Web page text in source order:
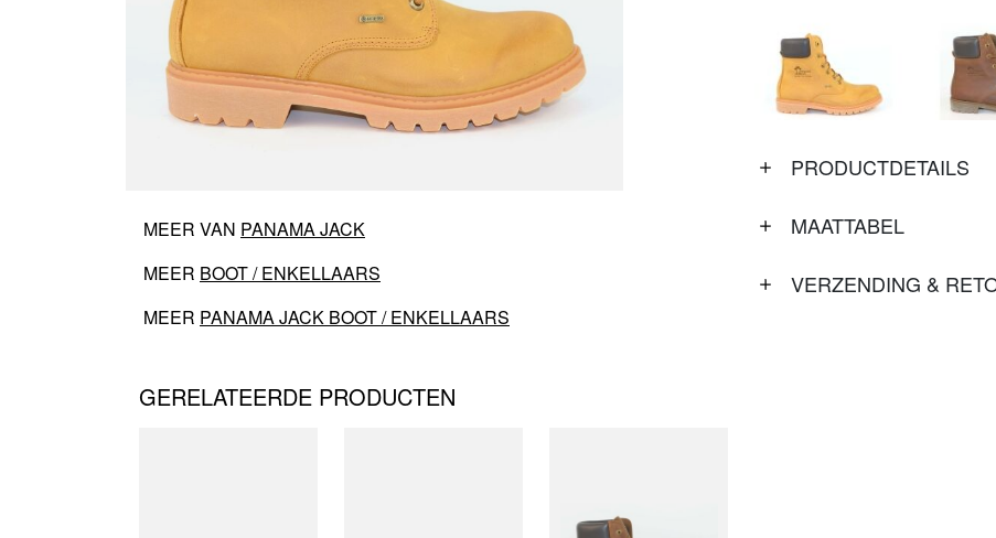
MEER VAN PANAMA JACK
MEER BOOT / ENKELLAARS
MEER PANAMA JACK BOOT / ENKELLAARS
PRODUCTDETAILS
MAATTABEL
VERZENDING &
GERELATEERDE PRODUCTEN